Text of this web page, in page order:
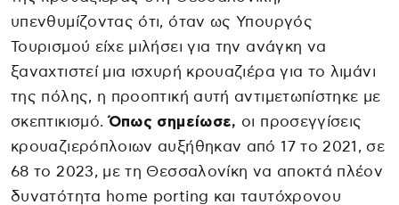
υπενθυμίζοντας ότι, όταν ως Υπουργός
Τουρισμού είχε μιλήσει για την ανάγκη να
ξαναχτιστεί μια ισχυρή κρουαζιέρα για το λιμάνι
της πόλης, η προοπτική αυτή αντιμετωπίστηκε με
σκεπτικισμό.Όπως σημείωσε, οι προσεγγίσεις
κρουαζιερόπλοιων αυξήθηκαν από 17 το 2021, σε
68 το 2023, με τη Θεσσαλονίκη να αποκτά πλέον
δυνατότητα home porting και ταυτόχρονου